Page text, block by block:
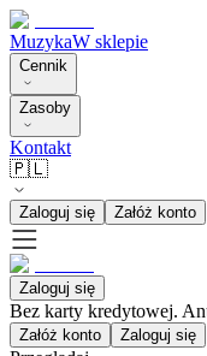
MuzykaW sklepie
Cennik
Zasoby
Kontakt
🇵🇱
Zaloguj się Załóż konto
Zaloguj się
Bez karty kredytowej.
Załóż konto Zaloguj się